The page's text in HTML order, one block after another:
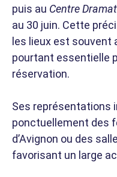
puis au Centre
au 30 juin. Cette
les lieux est
pourtant essentielle
réservation.
Ses représentations
ponctuellement des
d’Avignon ou des
favorisant un large